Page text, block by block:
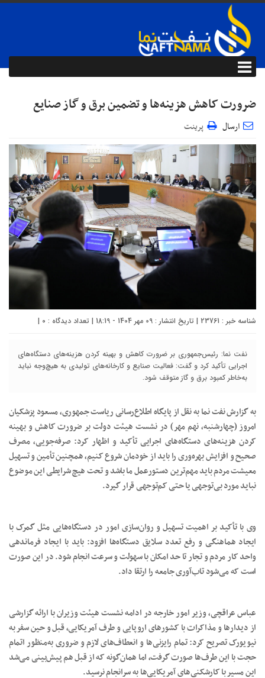
ضرورت کاهش هزینه‌ها و تضمین برق و گاز صنایع
ارسال پرینت
شناسه خبر : 23761 | تاریخ انتشار : 09 مهر 1404 - 18:19 | تعداد دیدگاه : ۰ |
نفت نما: رئیس‌جمهوری بر ضرورت کاهش و بهینه کردن هزینه‌های دستگاه‌های
اجرایی تأکید کرد و گفت: فعالیت صنایع و کارخانه‌های تولیدی به هیچ‌وجه نباید
به‌خاطر کمبود برق و گاز متوقف شود.
به گزارش نفت نما به نقل از پایگاه اطلاع‌رسانی ریاست جمهوری، مسعود پزشکیان
امروز (چهارشنبه، نهم مهر) در نشست هیئت دولت بر ضرورت کاهش و بهینه
کردن هزینه‌های دستگاه‌های اجرایی تأکید و اظهار کرد: صرفه‌جویی، مصرف
صحیح و افزایش بهره‌وری را باید از خودمان شروع کنیم، همچنین تأمین و تسهیل
معیشت مردم باید مهم‌ترین دستورعمل ما باشد و تحت هیچ شرایطی این موضوع
نباید مورد بی‌توجهی یا حتی کم‌توجهی قرار گیرد.
وی با تأکید بر اهمیت تسهیل و روان‌سازی امور در دستگاه‌هایی مثل گمرک با
ایجاد هماهنگی و رفع تعدد سلایق دستگاه‌ها افزود: باید با ایجاد فرماندهی
واحد کار مردم و تجار تا حد امکان با سهولت و سرعت انجام شود. در این صورت
است که می‌شود تاب‌آوری جامعه را ارتقا داد.
عباس عراقچی، وزیر امور خارجه در ادامه نشست هیئت وزیران با ارائه گزارشی
از دیدارها و مذاکرات با کشورهای اروپایی و طرف آمریکایی، قبل و حین سفر به
نیویورک تصریح کرد: تمام رایزنی‌ها و انعطاف‌های لازم و ضروری به‌منظور اتمام
حجت با این طرف‌ها صورت گرفت، اما همان‌گونه که از قبل هم پیش‌بینی می‌شد
این مسیر با کارشکنی‌های آمریکایی‌ها به سرانجام نرسید.